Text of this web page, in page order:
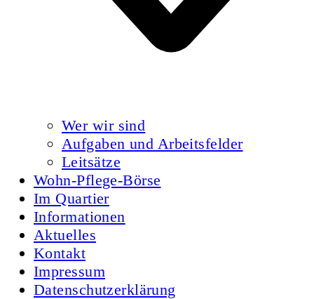
Wer wir sind
Aufgaben und Arbeitsfelder
Leitsätze
Wohn-Pflege-Börse
Im Quartier
Informationen
Aktuelles
Kontakt
Impressum
Datenschutzerklärung